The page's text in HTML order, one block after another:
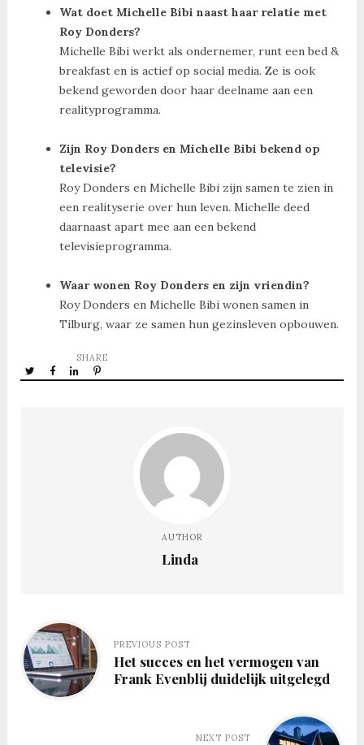
Wat doet Michelle Bibi naast haar relatie met
Roy Donders?
Michelle Bibi werkt als ondernemer, runt een bed &
breakfast en is actief op social media. Ze is ook
bekend geworden door haar deelname aan een
realityprogramma.
Zijn Roy Donders en Michelle Bibi bekend op
televisie?
Roy Donders en Michelle Bibi zijn samen te zien in
een realityserie over hun leven. Michelle deed
daarnaast apart mee aan een bekend
televisieprogramma.
Waar wonen Roy Donders en zijn vriendin?
Roy Donders en Michelle Bibi wonen samen in
Tilburg, waar ze samen hun gezinsleven opbouwen.
SHARE
AUTHOR
Linda
PREVIOUS POST
Het succes en het vermogen van
Frank Evenblij duidelijk uitgelegd
NEXT POST